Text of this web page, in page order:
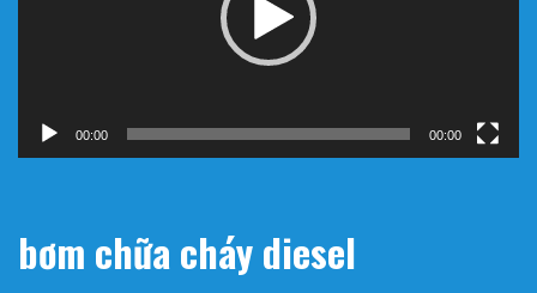
00:00 00:00
bơm chữa cháy diesel